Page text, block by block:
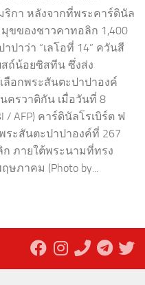
ริกา หลังจากที่พระคาร์ดินัล
ขของชาวคาทอลิก 1,400
ปาว่า “เลโอที่ 14” ควันสี
ถ์น้อยซิสทีน ซึ่งส่ง
อกพระสันตะปาปาองค์
ครวาติกัน เมื่อวันที่ 8
/ AFP) คาร์ดินัลโรเบิร์ต ฟ
ระสันตะปาปาองค์ที่ 267
ภายใต้พระนามที่ทรง
ษภาคม (Photo by...